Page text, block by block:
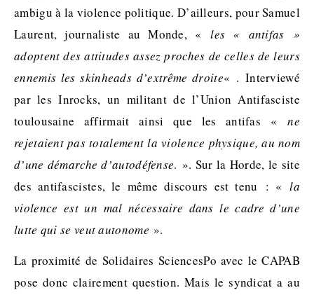
ambigu à la violence politique. D’ailleurs, pour Samuel
Laurent, journaliste au Monde, «les « antifas »
adoptent des attitudes assez proches de celles de leurs
ennemis les skinheads d’extrême droite« . Interviewé
par les Inrocks, un militant de l’Union Antifasciste
toulousaine affirmait ainsi que les antifas «ne
rejetaient pas totalement la violence physique, au nom
d’une démarche d’autodéfense. ». Sur la Horde, le site
des antifascistes, le même discours est tenu : « la
violence est un mal nécessaire dans le cadre d’une
lutte qui se veut autonome ».
La proximité de Solidaires SciencesPo avec le CAPAB
pose donc clairement question. Mais le syndicat a au